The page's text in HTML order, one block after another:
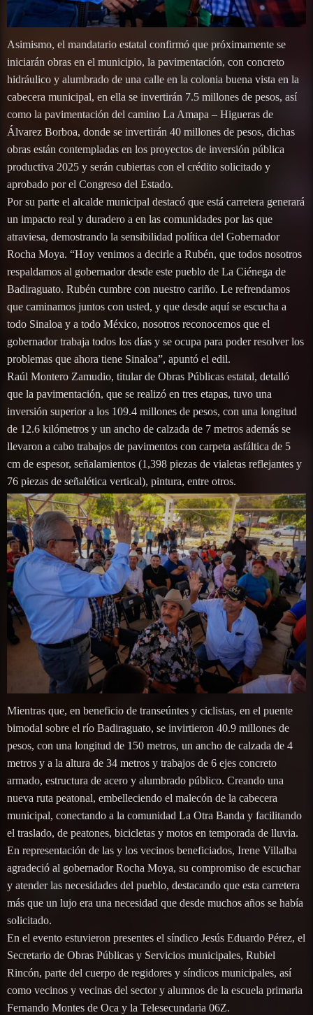
Asimismo, el mandatario estatal confirmó que próximamente se
iniciarán obras en el municipio, la pavimentación, con concreto
hidráulico y alumbrado de una calle en la colonia buena vista en la
cabecera municipal, en ella se invertirán 7.5 millones de pesos, así
como la pavimentación del camino La Amapa – Higueras de
Álvarez Borboa, donde se invertirán 40 millones de pesos, dichas
obras están contempladas en los proyectos de inversión pública
productiva 2025 y serán cubiertas con el crédito solicitado y
aprobado por el Congreso del Estado.
Por su parte el alcalde municipal destacó que está carretera generará
un impacto real y duradero a en las comunidades por las que
atraviesa, demostrando la sensibilidad política del Gobernador
Rocha Moya. “Hoy venimos a decirle a Rubén, que todos nosotros
respaldamos al gobernador desde este pueblo de La Ciénega de
Badiraguato. Rubén cumbre con nuestro cariño. Le refrendamos
que caminamos juntos con usted, y que desde aquí se escucha a
todo Sinaloa y a todo México, nosotros reconocemos que el
gobernador trabaja todos los días y se ocupa para poder resolver los
problemas que ahora tiene Sinaloa”, apuntó el edil.
Raúl Montero Zamudio, titular de Obras Públicas estatal, detalló
que la pavimentación, que se realizó en tres etapas, tuvo una
inversión superior a los 109.4 millones de pesos, con una longitud
de 12.6 kilómetros y un ancho de calzada de 7 metros además se
llevaron a cabo trabajos de pavimentos con carpeta asfáltica de 5
cm de espesor, señalamientos (1,398 piezas de vialetas reflejantes y
76 piezas de señalética vertical), pintura, entre otros.
Mientras que, en beneficio de transeúntes y ciclistas, en el puente
bimodal sobre el río Badiraguato, se invirtieron 40.9 millones de
pesos, con una longitud de 150 metros, un ancho de calzada de 4
metros y a la altura de 34 metros y trabajos de 6 ejes concreto
armado, estructura de acero y alumbrado público. Creando una
nueva ruta peatonal, embelleciendo el malecón de la cabecera
municipal, conectando a la comunidad La Otra Banda y facilitando
el traslado, de peatones, bicicletas y motos en temporada de lluvia.
En representación de las y los vecinos beneficiados, Irene Villalba
agradeció al gobernador Rocha Moya, su compromiso de escuchar
y atender las necesidades del pueblo, destacando que esta carretera
más que un lujo era una necesidad que desde muchos años se había
solicitado.
En el evento estuvieron presentes el síndico Jesús Eduardo Pérez, el
Secretario de Obras Públicas y Servicios municipales, Rubiel
Rincón, parte del cuerpo de regidores y síndicos municipales, así
como vecinos y vecinas del sector y alumnos de la escuela primaria
Fernando Montes de Oca y la Telesecundaria 06Z.